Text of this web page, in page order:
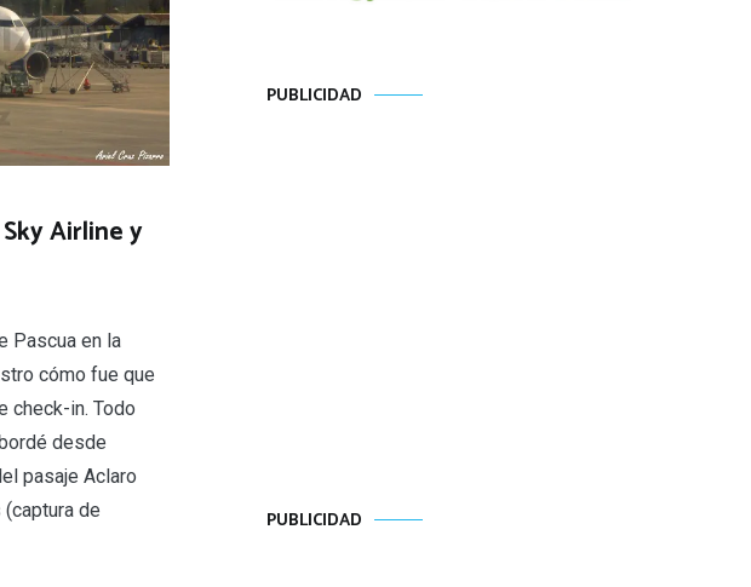
Airline y
Pascua en la
cómo fue que
check-in. Todo
desde
pasaje Aclaro
de
PUBLICIDAD
PUBLICIDAD